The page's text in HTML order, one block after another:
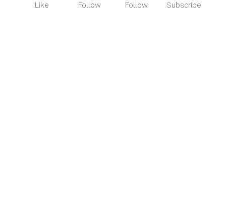
Like Follow Follow Subscribe